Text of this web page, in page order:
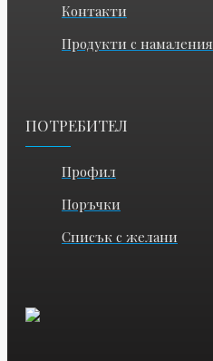
Контакти
Продукти с намаления
ПОТРЕБИТЕЛ
Профил
Поръчки
Списък с желани